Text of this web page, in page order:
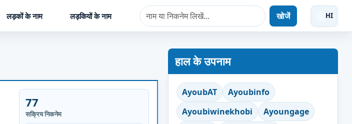
लड़कों के नाम लड़कियों के नाम खोजें HI
77
सक्रिय निकनेम
हाल के उपनाम
AyoubAT
Ayoubinfo
Ayoubiwinekhobi
Ayoungage